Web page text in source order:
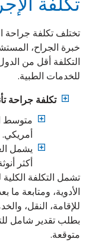
تختلف تكلفة جراحة
خبرة الجراح،
التكلفة أقل من
للخدمات الطبية.
تكلفة جراحة
متوسط
أمريكي.
يشمل
أكثر
تشمل التكلفة
الأدوية، ومتابعة
للإقامة، النقل،
بطلب تقدير شامل
متوقعة.